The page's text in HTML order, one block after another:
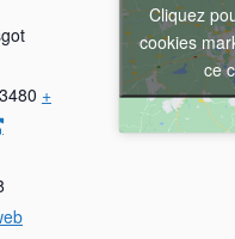
+
Cliquez
cookies
ce